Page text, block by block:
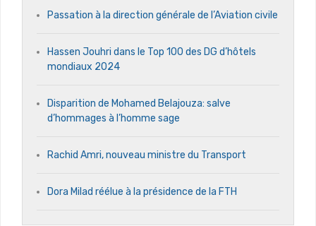
Passation à la direction générale de l’Aviation civile
Hassen Jouhri dans le Top 100 des DG d’hôtels
mondiaux 2024
Disparition de Mohamed Belajouza: salve
d’hommages à l’homme sage
Rachid Amri, nouveau ministre du Transport
Dora Milad réélue à la présidence de la FTH